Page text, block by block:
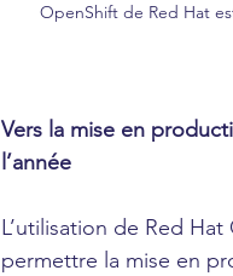
OpenShift de Red Hat
Vers la mise en
l’année
L’utilisation de Red
permettre la mise en